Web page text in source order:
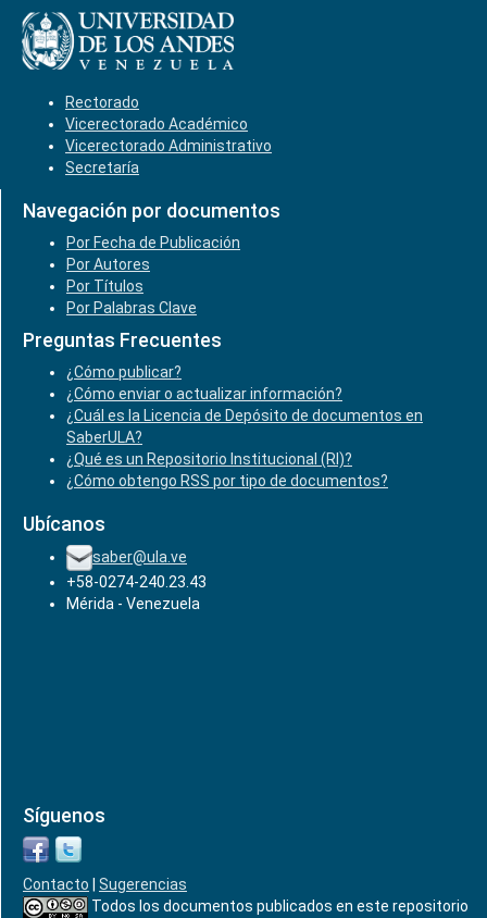
Rectorado
Vicerectorado Académico
Vicerectorado Administrativo
Secretaría
Navegación por documentos
Por Fecha de Publicación
Por Autores
Por Títulos
Por Palabras Clave
Preguntas Frecuentes
¿Cómo publicar?
¿Cómo enviar o actualizar información?
¿Cuál es la Licencia de Depósito de documentos en
SaberULA?
¿Qué es un Repositorio Institucional (RI)?
¿Cómo obtengo RSS por tipo de documentos?
Ubícanos
saber@ula.ve
+58-0274-240.23.43
Mérida - Venezuela
Síguenos
Contacto
Sugerencias
Todos los documentos publicados en este repositorio